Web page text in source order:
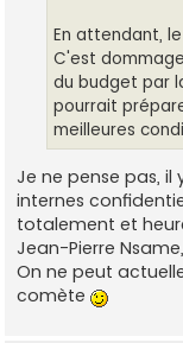
En attendant, le
C'est
du budget par
pourrait
meilleures
Je ne pense pas, il
internes
totalement et
Jean-Pierre
On ne peut
comète